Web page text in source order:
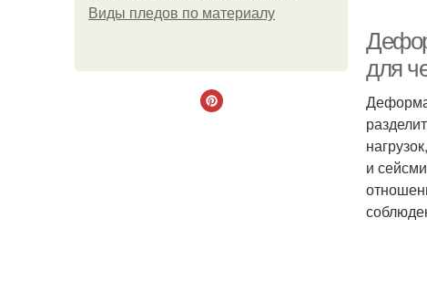
Виды пледов по материалу
для
и